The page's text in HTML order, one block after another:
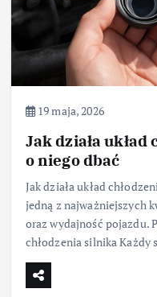
19 maja, 2026
Jak działa
o niego dbać
Jak działa układ
jedną z najważniejszych
oraz wydajność pojazdu.
chłodzenia silnika